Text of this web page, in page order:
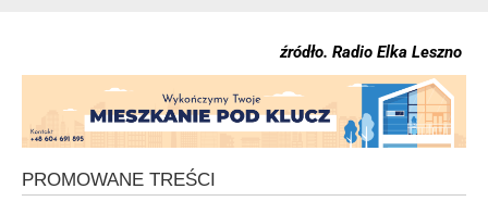
źródło. Radio Elka Leszno